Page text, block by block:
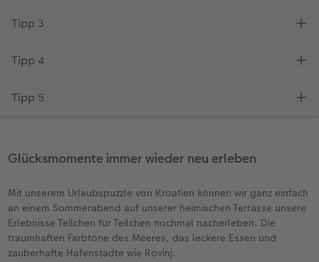
Glücksmomente immer wieder neu erleben
Mit unserem Urlaubspuzzle von Kroatien können wir ganz einfach
an einem Sommerabend auf unserer heimischen Terrasse unsere
Erlebnisse Teilchen für Teilchen nochmal nacherleben. Die
traumhaften Farbtöne des Meeres, das leckere Essen und
zauberhafte Hafenstädte wie Rovinj.